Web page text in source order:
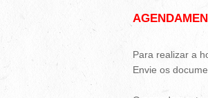
Para realizar a
Envie os